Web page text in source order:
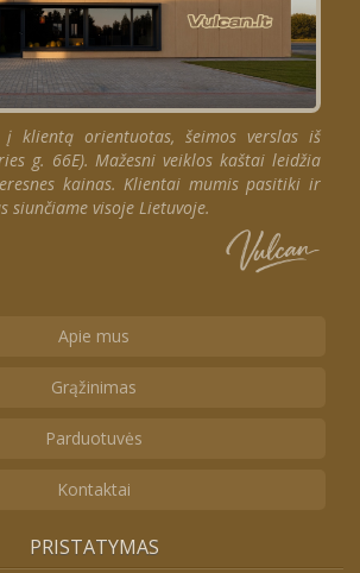
į klientą orientuotas, šeimos verslas iš
g. 66E). Mažesni veiklos kaštai leidžia
kainas. Klientai mumis pasitiki ir
siunčiame visoje Lietuvoje.
Apie mus
Grąžinimas
Parduotuvės
Kontaktai
PRISTATYMAS